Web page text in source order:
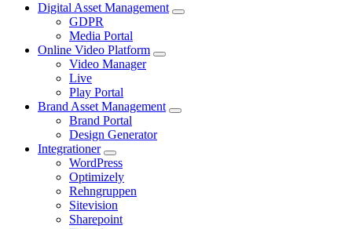
Digital Asset Management
GDPR
Media Portal
Online Video Platform
Video Manager
Live
Play Portal
Brand Asset Management
Brand Portal
Design Generator
Integrationer
WordPress
Optimizely
Rehngruppen
Sitevision
Sharepoint